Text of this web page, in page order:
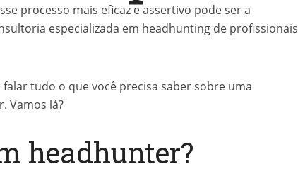
processo mais eficaz e assertivo pode ser a
especializada em headhunting de profissionais
tudo o que você precisa saber sobre uma
Vamos lá?
headhunter?